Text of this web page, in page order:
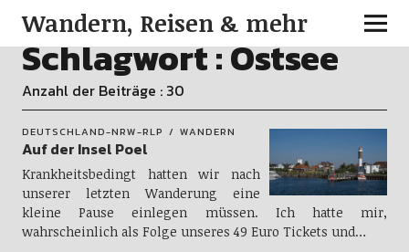
Wandern, Reisen & mehr
Schlagwort :Ostsee
Anzahl der Beiträge : 30
DEUTSCHLAND-NRW-RLP WANDERN
Auf der Insel Poel
Krankheitsbedingt hatten wir nach
unserer letzten Wanderung eine
kleine Pause einlegen müssen. Ich hatte mir,
wahrscheinlich als Folge unseres 49 Euro Tickets und…